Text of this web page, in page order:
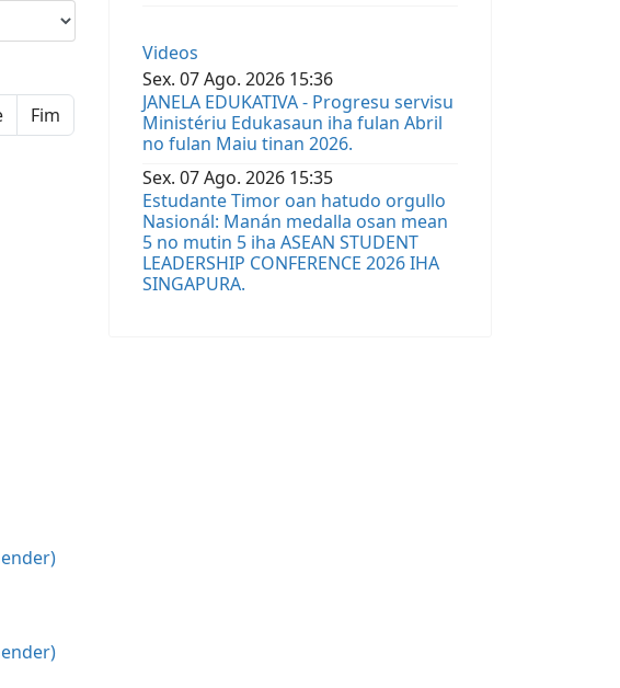
Fim
Videos
Sex. 07Ago. 2026 15:36
JANELA EDUKATIVA - Progresu servisu
Ministériu Edukasaun iha fulan Abril
no fulan Maiu tinan 2026.
Sex. 07Ago. 2026 15:35
Estudante Timor oan hatudo orgullo
Nasionál: Manán medalla osan mean
5 no mutin 5 iha ASEAN STUDENT
LEADERSHIP CONFERENCE 2026 IHA
SINGAPURA.